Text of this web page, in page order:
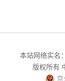
本站网络实名
版权所有
京